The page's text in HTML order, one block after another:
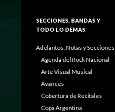
SECCIONES, BANDAS Y
TODO LO DEMÁS
Adelantos, Notas y Secciones
Agenda del Rock Nacional
Arte Visual Musical
Avances
Cobertura de Recitales
Copa Argentina